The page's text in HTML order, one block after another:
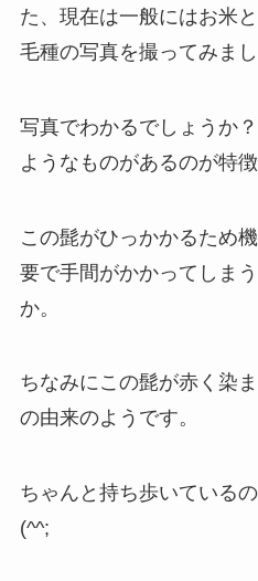
た、現在は一般にはお米
毛種の写真を撮ってみまし
写真でわかるでしょうか
ようなものがあるのが特徴
この髭がひっかかるため
要で手間がかかってしま
か。
ちなみにこの髭が赤く染
の由来のようです。
ちゃんと持ち歩いている
(^^;